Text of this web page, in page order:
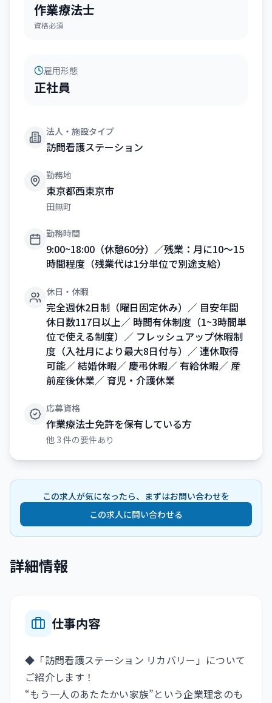
作業療法士
資格必須
雇用形態
正社員
法人・施設タイプ
訪問看護ステーション
勤務地
東京都西東京市
田無町
勤務時間
9:00~18:00（休憩60分）／残業：月に10〜15
時間程度（残業代は1分単位で別途支給）
休日・休暇
完全週休2日制（曜日固定休み）／ 目安年間
休日数117日以上／ 時間有休制度（1~3時間単
位で使える制度）／ フレッシュアップ休暇制
度（入社月により最大8日付与）／ 連休取得
可能／ 結婚休暇／ 慶弔休暇／ 有給休暇／ 産
前産後休業／ 育児・介護休業
応募資格
作業療法士免許を保有している方
他 3 件の要件あり
この求人が気になったら、まずはお問い合わせを
この求人に問い合わせる
詳細情報
仕事内容
◆「訪問看護ステーション リカバリー」について
ご紹介します！
“もう一人のあたたかい家族”という企業理念のも